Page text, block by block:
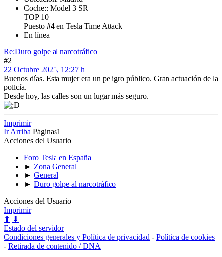
Coche:: Model 3 SR
TOP 10
Puesto #4 en Tesla Time Attack
En línea
Re:Duro golpe al narcotráfico
#2
22 Octubre 2025, 12:27 h
Buenos días. Esta mujer era un peligro público. Gran actuación de la
policía.
Desde hoy, las calles son un lugar más seguro.
Imprimir
Ir Arriba Páginas1
Acciones del Usuario
Foro Tesla en España
► Zona General
► General
► Duro golpe al narcotráfico
Acciones del Usuario
Imprimir
⬆ ⬇
Estado del servidor
Condiciones generales y Política de privacidad - Política de cookies
- Retirada de contenido / DNA